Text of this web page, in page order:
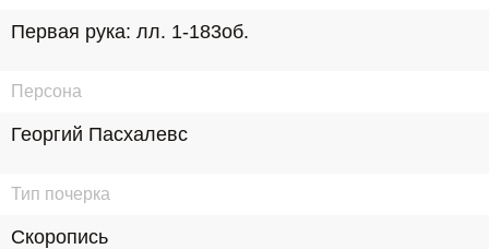
Первая рука: лл. 1-183об.
Персона
Георгий Пасхалевс
Тип почерка
Скоропись